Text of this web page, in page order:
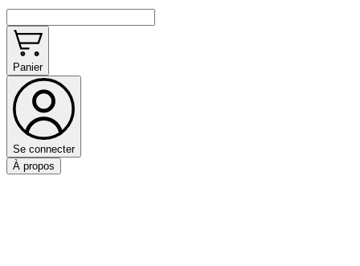
Panier
Se connecter
À propos